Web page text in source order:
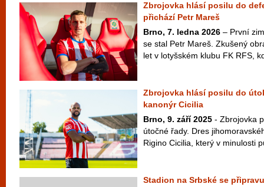
Zbrojovka hlásí posilu do
přichází Petr Mareš
Brno, 7. ledna 2026 – První
se stal Petr Mareš. Zkušený
let v lotyšském klubu FK RFS,
Zbrojovka hlásí posilu do
kanonýr Cicilia
Brno, 9. září 2025 - Zbrojovka
útočné řady. Dres
Rigino Cicilia, který v minulosti
Stadion na Srbské se